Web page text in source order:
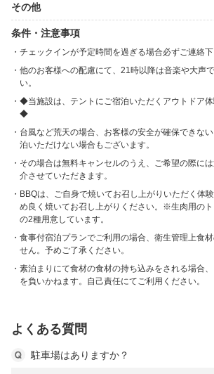
その他
条件・注意事項
チェックインが予定時間を過ぎる場合必ずご連絡下
他のお客様への配慮にて、21時以降は音楽や大声
い。
◆当施設は、テントにご宿泊いただくアウトドア体
◆
台風など荒天の場合、お客様の安全が確保できな
泊いただけない場合もございます。
その場合は無料キャンセルのうえ、ご希望の際に
介させていただきます。
BBQは、ご自身で焼いてお召し上がりいただく体
め良く焼いてお召し上がりください。※生肉用の
の2種用意しています。
食事付宿泊プランでご利用の場合、衛生管理上食
せん。予めご了承ください。
素泊まりにて食材の食材の持ち込みをされる場合
を負いかねます。自己責任にてご利用ください。
よくある質問
駐車場はありますか？